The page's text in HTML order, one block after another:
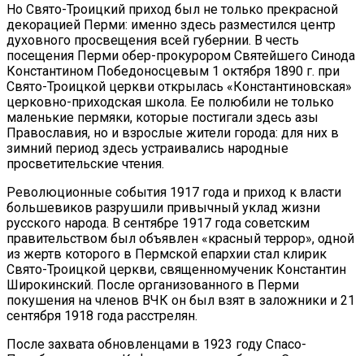
Но Свято-Троицкий приход был не только прекрасной
декорацией Перми: именно здесь разместился центр
духовного просвещения всей губернии. В честь
посещения Перми обер-прокурором Святейшего Синода
Константином Победоносцевым 1 октября 1890 г. при
Свято-Троицкой церкви открылась «Константиновская»
церковно-приходская школа. Ее полюбили не только
маленькие пермяки, которые постигали здесь азы
Православия, но и взрослые жители города: для них в
зимний период здесь устраивались народные
просветительские чтения.
Революционные события 1917 года и приход к власти
большевиков разрушили привычный уклад жизни
русского народа. В сентябре 1917 года советским
правительством был объявлен «красный террор», одной
из жертв которого в Пермской епархии стал клирик
Свято-Троицкой церкви, священномученик Константин
Широкинский. После организованного в Перми
покушения на членов ВЧК он был взят в заложники и 21
сентября 1918 года расстрелян.
После захвата обновленцами в 1923 году Спасо-